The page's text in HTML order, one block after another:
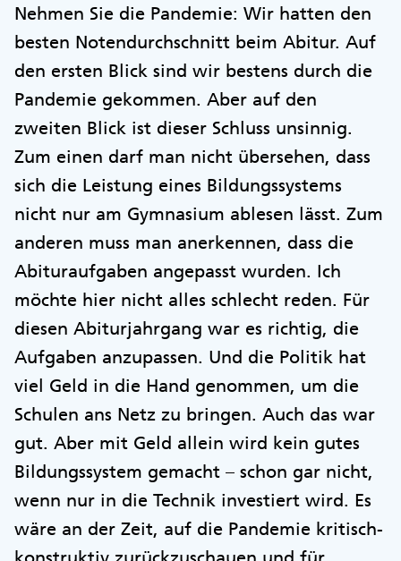
Nehmen Sie die Pandemie: Wir hatten den
besten Notendurchschnitt beim Abitur. Auf
den ersten Blick sind wir bestens durch die
Pandemie gekommen. Aber auf den
zweiten Blick ist dieser Schluss unsinnig.
Zum einen darf man nicht übersehen, dass
sich die Leistung eines Bildungssystems
nicht nur am Gymnasium ablesen lässt. Zum
anderen muss man anerkennen, dass die
Abituraufgaben angepasst wurden. Ich
möchte hier nicht alles schlecht reden. Für
diesen Abiturjahrgang war es richtig, die
Aufgaben anzupassen. Und die Politik hat
viel Geld in die Hand genommen, um die
Schulen ans Netz zu bringen. Auch das war
gut. Aber mit Geld allein wird kein gutes
Bildungssystem gemacht – schon gar nicht,
wenn nur in die Technik investiert wird. Es
wäre an der Zeit, auf die Pandemie kritisch-